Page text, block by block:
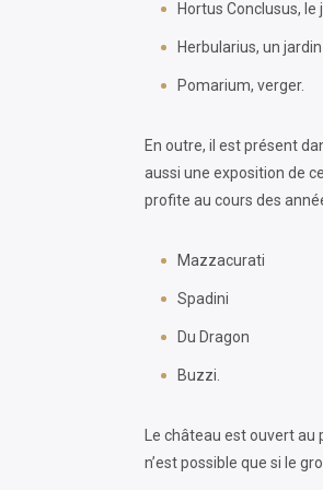
Hortus Conclusus, le
Herbularius, un
Pomarium, verger.
En outre, il est présent
aussi une exposition de
profite au cours des
Mazzacurati
Spadini
Du Dragon
Buzzi.
Le château est ouvert
n’est possible que si le